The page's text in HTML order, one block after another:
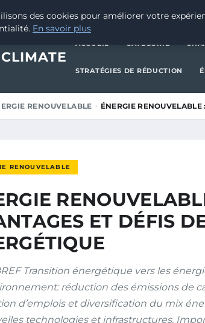
ACCUEIL CATÉGORIE
STRATÉGIES DE RÉDUCTION
RENOUVELABLE ÉNERGIE
RENOUVELABLE
ET DÉFIS
Transition énergétique vers les
réduction des émissions de
d’emplois et diversification du mix
technologies et infrastructures.
des cookies pour améliorer votre
En savoir plus